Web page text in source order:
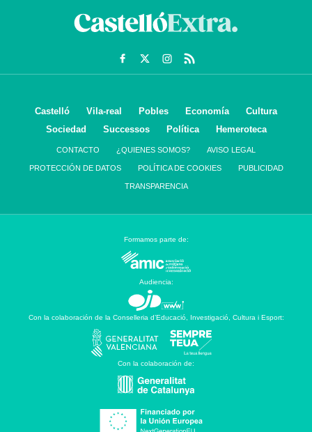
Castelló Vila-real Pobles Economía
Cultura
Sociedad
Successos Política Hemeroteca
CONTACTO ¿QUIENES SOMOS? AVISO LEGAL
PROTECCIÓN DE DATOS POLÍTICA DE COOKIES PUBLICIDAD
TRANSPARENCIA
Formamos parte de:
Audiencia:
Con la colaboración de la Conselleria d’Educació, Investigació, Cultura i Esport:
Con la colaboración de: